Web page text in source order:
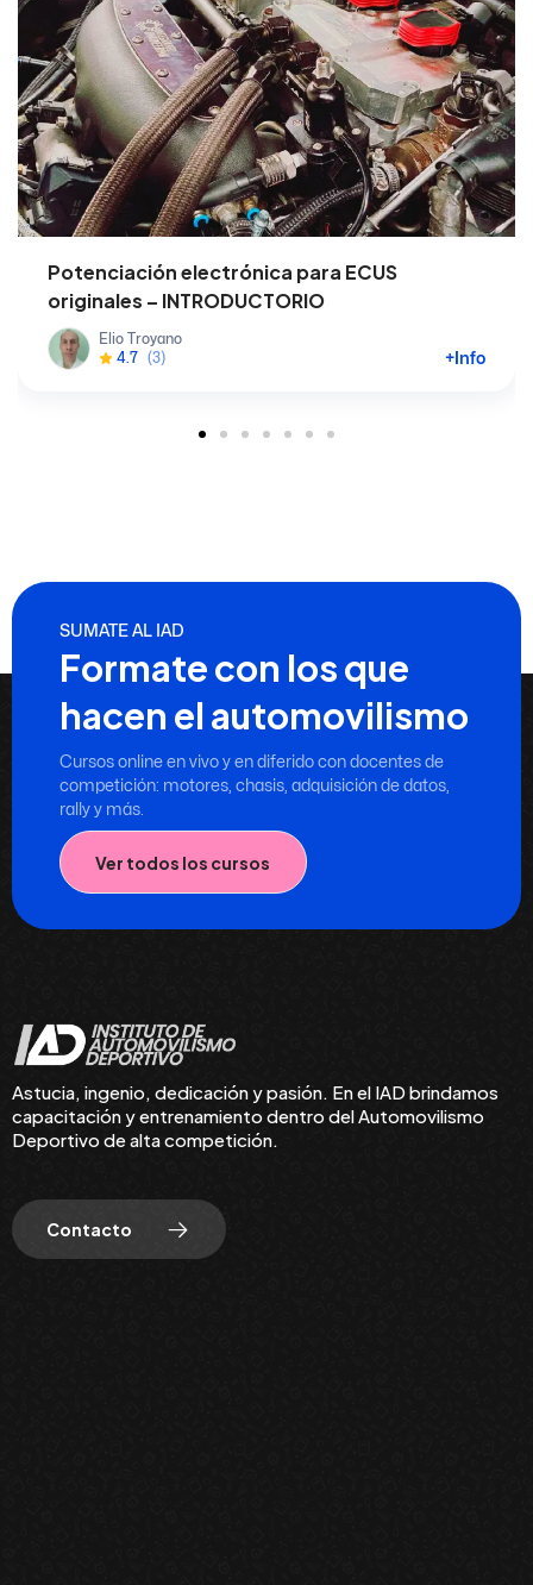
Potenciación electrónica para ECUS
originales – INTRODUCTORIO
Elio Troyano
4.7 (3) +Info
SUMATE AL IAD
Formate con los que
hacen el automovilismo
Cursos online en vivo y en diferido con docentes de
competición: motores, chasis, adquisición de datos,
rally y más.
Ver todos los cursos
Astucia, ingenio, dedicación y pasión. En el IAD brindamos
capacitación y entrenamiento dentro del Automovilismo
Deportivo de alta competición.
Contacto